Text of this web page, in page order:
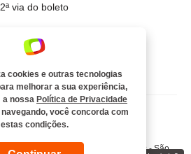
2ª via do boleto
Mapa do site
Berrini, 1376 - Cidade Monções - São
cookies e outras tecnologias
melhorar a sua experiência,
a nossa Política de Privacidade
você concorda com
estas condições.